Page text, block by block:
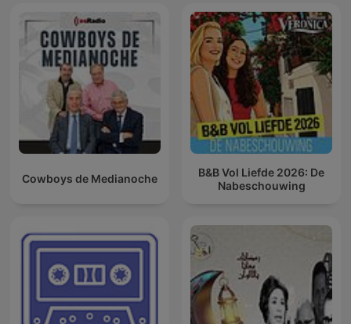
Cowboys de Medianoche
B&B Vol Liefde 2026: De
Nabeschouwing